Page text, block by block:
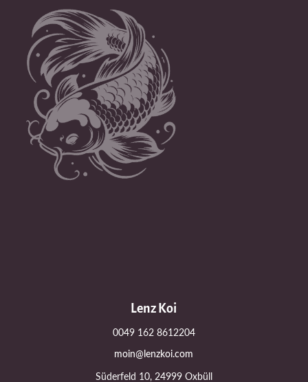
Lenz Koi
0049 162 8612204
moin@lenzkoi.com
Süderfeld 10, 24999 Oxbüll